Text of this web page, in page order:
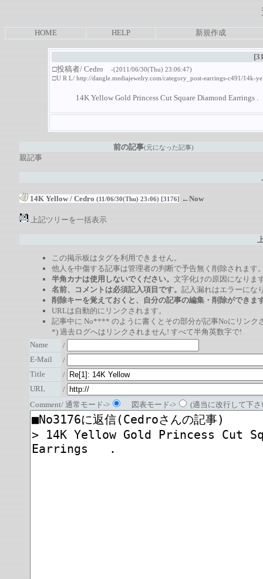
HOME HELP 新規作成
□投稿者/ Cedro
-(2011/06/30(Thu) 23:06:47)
□U R L/ http://dangle.mediajewelry.com/category_post-earrings-c491/14k-
14K Yellow Gold Princess Cut Square Diamond Earrings .
前の記事(元になった記事)
親記事
14K Yellow/ Cedro (11/06/30(Thu) 23:06) [3176] ←Now
上記ツリーを一括表示
この掲示板はタグを利用できません。
他人を中傷する記事は管理者の判断で予告無く削除されます
半角カナは使用しないでください。文字化けの原因になりま
名前、コメントは必須記入項目です。記入漏れはエラーにな
削除キーを覚えておくと、自分の記事の編集・削除ができま
URLは自動的にリンクされます。
記事中に No**** のように書くとその部分が記事Noにリン
*) 過去ログへはリンクされません! すべて半角英数字で!
Name
/
E-Mail
/
Title
/
URL
/
Comment/ 通常モード->
図表モード-> (適当に改行して下